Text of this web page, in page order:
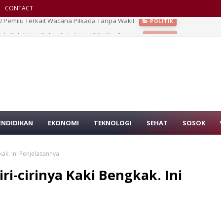
CONTACT
Gol di Liga Belanda Imbangi PSV Eindhoven SPORT
EKONOMI TEKNOLOGI SEHAT SOSOK
Ini Penjelasannya
cirinya Kaki Bengkak. Ini